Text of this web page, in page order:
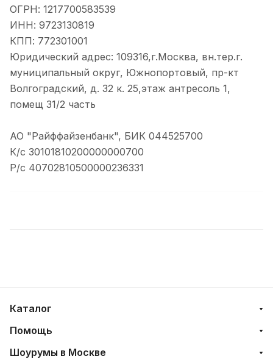
ОГРН: 1217700583539
ИНН: 9723130819
КПП: 772301001
Юридический адрес: 109316,г.Москва, вн.тер.г.
муниципальный округ, Южнопортовый, пр-кт
Волгоградский, д. 32 к. 25,этаж антресоль 1,
помещ 31/2 часть
АО "Райффайзенбанк", БИК 044525700
К/с 30101810200000000700
Р/с 40702810500000236331
Каталог
Помощь
Шоурумы в Москве